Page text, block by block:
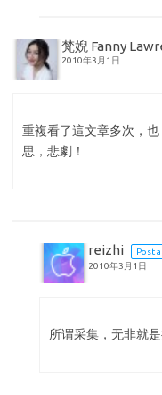
梵婗 Fanny
2010年3月1日
重複看了這文章多次，
思，悲劇！
reizhi
Post
2010年3月1日
所谓采集，无非就